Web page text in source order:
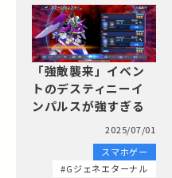
「強敵襲来」イベン
トのデスティニーイ
ンパルスが強すぎる
2025/07/01
スマホゲー
#Gジェネエターナル